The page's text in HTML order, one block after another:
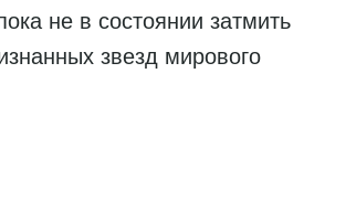
не в состоянии затмить
звезд мирового